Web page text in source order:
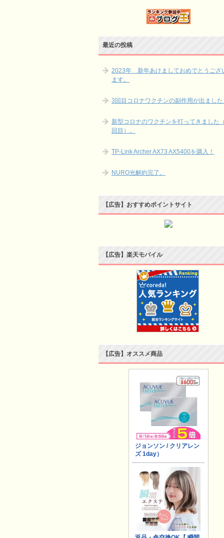
最近の投稿
2023年 新年あけましておめでとうござ
ます。
3回目コロナワクチンの副作用が出まし
新型コロナのワクチンを打ってきました
回目）。
TP-Link Archer AX73 AX5400を購入！
NURO光解約完了。
【広告】おすすめポイントサイト
【広告】楽天モバイル
【広告】オススメ商品